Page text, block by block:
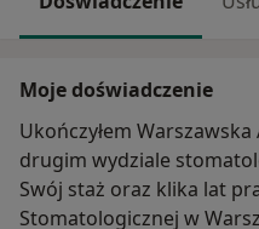
Moje doświadczenie
Ukończyłem
drugim wydziale
Swój staż oraz klika lat
Stomatologicznej w